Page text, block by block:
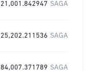
21,001.842947 SAGA
25,202.211536 SAGA
84,007.371789 SAGA